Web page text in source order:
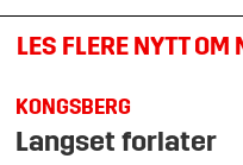
LES FLERE NYTT OM
KONGSBERG
Langset forlater